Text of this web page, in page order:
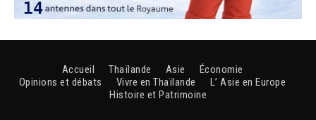
Accueil Thaïlande Asie
Économie
Opinions et débats
Vivre en Thaïlande
L’ Asie en Europe
Histoire et Patrimoine